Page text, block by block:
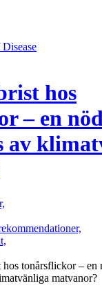
hos
– en
av
tonårsflickor – en
matvanor?